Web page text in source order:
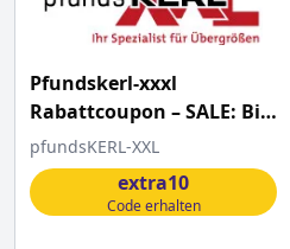
Pfundskerl-xxxl
Rabattcoupon – SALE: Bis
zu 10% Rabatt! auf alle
SALE Artikel
pfundsKERL-XXL
extra10
Code erhalten